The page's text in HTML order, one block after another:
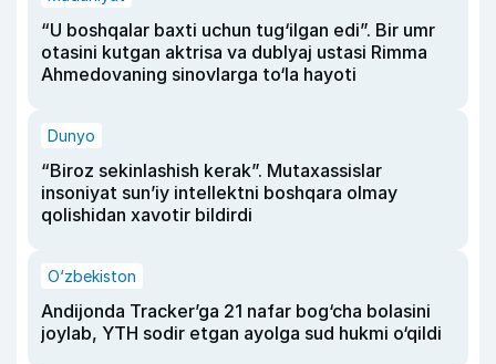
“U boshqalar baxti uchun tug‘ilgan edi”. Bir umr
otasini kutgan aktrisa va dublyaj ustasi Rimma
Ahmedovaning sinovlarga to‘la hayoti
Dunyo
“Biroz sekinlashish kerak”. Mutaxassislar
insoniyat sun’iy intellektni boshqara olmay
qolishidan xavotir bildirdi
O‘zbekiston
Andijonda Tracker’ga 21 nafar bog‘cha bolasini
joylab, YTH sodir etgan ayolga sud hukmi o‘qildi